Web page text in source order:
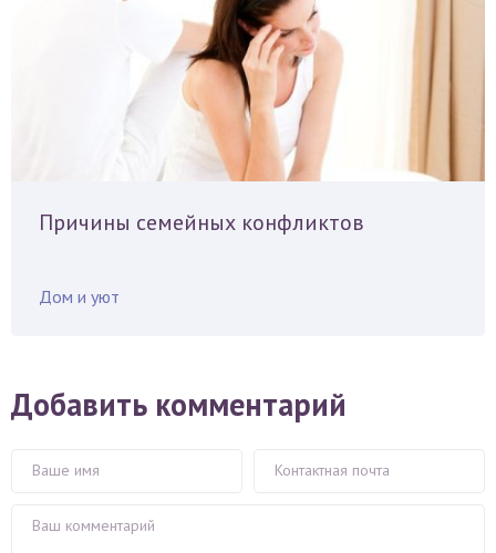
Причины семейных конфликтов
Дом и уют
Добавить комментарий